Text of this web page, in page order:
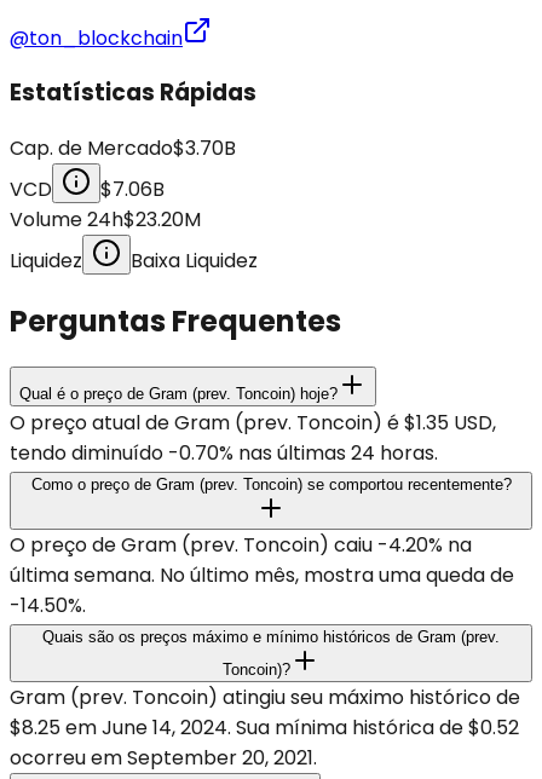
@ton_blockchain
Estatísticas Rápidas
Cap. de Mercado$3.70B
VCD
$7.06B
Volume 24h$23.20M
Liquidez
Baixa Liquidez
Perguntas Frequentes
Qual é o preço de Gram (prev. Toncoin) hoje?
O preço atual de Gram (prev. Toncoin) é $1.35 USD,
tendo diminuído -0.70% nas últimas 24 horas.
Como o preço de Gram (prev. Toncoin) se comportou recentemente?
O preço de Gram (prev. Toncoin) caiu -4.20% na
última semana. No último mês, mostra uma queda de
-14.50%.
Quais são os preços máximo e mínimo históricos de Gram (prev.
Toncoin)?
Gram (prev. Toncoin) atingiu seu máximo histórico de
$8.25 em June 14, 2024. Sua mínima histórica de $0.52
ocorreu em September 20, 2021.